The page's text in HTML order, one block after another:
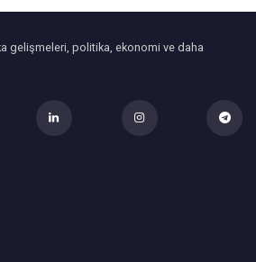
gelişmeleri, politika, ekonomi ve daha